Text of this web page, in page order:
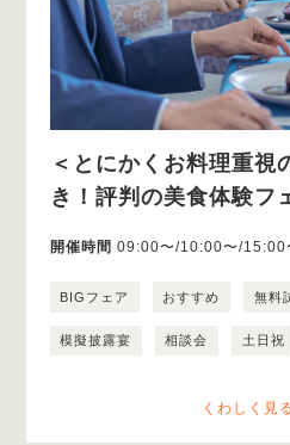
＜とにかくお料理重視
き！評判の美食体験フ
開催時間 09:00〜/10:00〜/
BIGフェア おすすめ 無料
模擬披露宴 相談会 土日祝
くわしく見